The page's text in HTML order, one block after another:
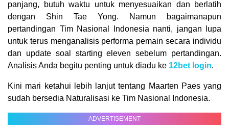
panjang, butuh waktu untuk menyesuaikan dan berlatih
dengan Shin Tae Yong. Namun bagaimanapun
pertandingan Tim Nasional Indonesia nanti, jangan lupa
untuk terus menganalisis performa pemain secara individu
dan update soal starting eleven sebelum pertandingan.
Analisis Anda begitu penting untuk diadu ke 12bet login.
Kini mari ketahui lebih lanjut tentang Maarten Paes yang
sudah bersedia Naturalisasi ke Tim Nasional Indonesia.
ADVERTISEMENT